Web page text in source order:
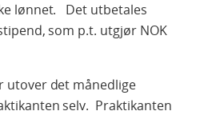
lønnet. Det utbetales
som p.t. utgjør NOK
utover det månedlige
selv. Praktikanten